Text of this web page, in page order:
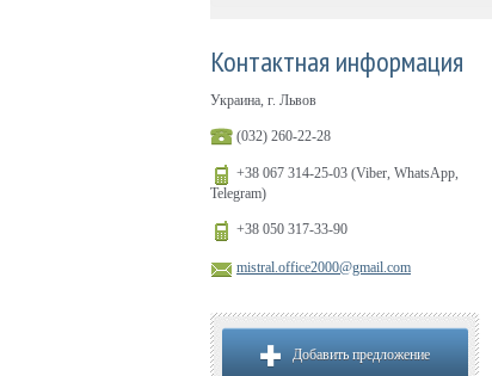
Контактная информация
Украина, г. Львов
(032) 260-22-28
+38 067 314-25-03 (Viber, WhatsApp,
Telegram)
+38 050 317-33-90
mistral.office2000@gmail.com
Добавить предложение